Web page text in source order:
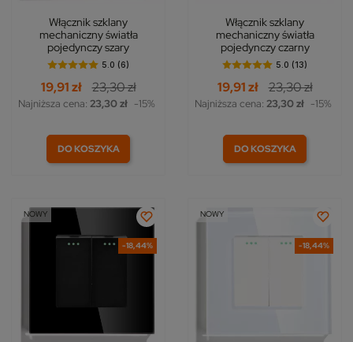
Włącznik szklany
mechaniczny światła
pojedynczy szary
5.0 (6)
19,91 zł 23,30 zł
Najniższa cena: 23,30 zł -15%
DO KOSZYKA
Włącznik szklany
mechaniczny światła
pojedynczy czarny
5.0 (13)
19,91 zł 23,30 zł
Najniższa cena: 23,30 zł -15%
DO KOSZYKA
-18,44%
NOWY
-18,44%
NOWY